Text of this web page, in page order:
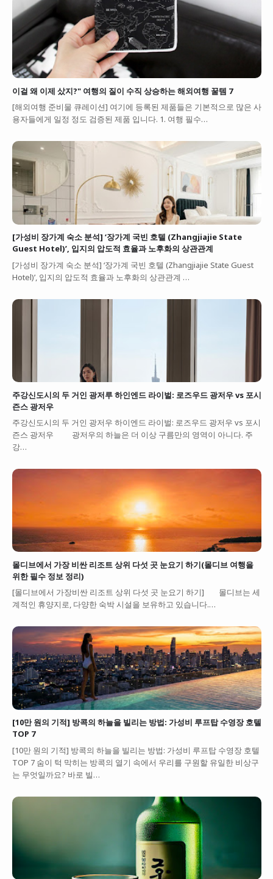
이걸 왜 이제 샀지?" 여행의 질이 수직 상승하는 해외여행 꿀템 7
[해외여행 준비물 큐레이션] 여기에 등록된 제품들은 기본적으로 많은 사
용자들에게 일정 정도 검증된 제품 입니다. 1. 여행 필수…
[가성비 장가계 숙소 분석] ‘장가계 국빈 호텔 (Zhangjiajie State
Guest Hotel)’, 입지의 압도적 효율과 노후화의 상관관계
[가성비 장가계 숙소 분석] ‘장가계 국빈 호텔 (Zhangjiajie State Guest
Hotel)’, 입지의 압도적 효율과 노후화의 상관관계 …
주강신도시의 두 거인 광저루 하인엔드 라이벌: 로즈우드 광저우 vs 포시
즌스 광저우
주강신도시의 두 거인 광저우 하이엔드 라이벌: 로즈우드 광저우 vs 포시
즌스 광저우 광저우의 하늘은 더 이상 구름만의 영역이 아니다. 주
강…
몰디브에서 가장 비싼 리조트 상위 다섯 곳 눈요기 하기(몰디브 여행을
위한 필수 정보 정리)
[몰디브에서 가장비싼 리조트 상위 다섯 곳 눈요기 하기] 몰디브는 세
계적인 휴양지로, 다양한 숙박 시설을 보유하고 있습니다.…
[10만 원의 기적] 방콕의 하늘을 빌리는 방법: 가성비 루프탑 수영장 호텔
TOP 7
[10만 원의 기적] 방콕의 하늘을 빌리는 방법: 가성비 루프탑 수영장 호텔
TOP 7 숨이 턱 막히는 방콕의 열기 속에서 우리를 구원할 유일한 비상구
는 무엇일까요? 바로 빌…